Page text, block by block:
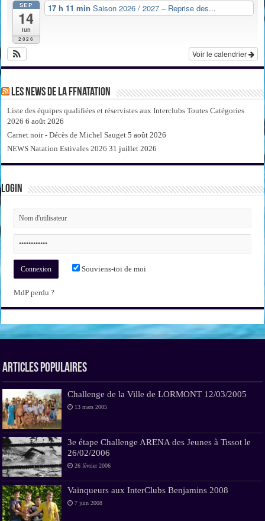
SEP
14
lun
2026
17 h 11 min Saison 2026 / 2027 – Reprise des...
Voir le calendrier
Les news de la FFNatation
Liste des équipes qualifiées et réservistes aux Interclubs Toutes Catégories
2026 6 août 2026
Carnet noir - Décès de Michel Sauget 5 août 2026
NEWS Natation Estivales 2026 31 juillet 2026
Login
Souviens-toi de moi
MdP perdu ?
Articles Populaires
Challenge de la Ville de LORMONT 12/03/2005
13 mars 2005
3e étape Challenge ARENA des Jeunes à Tissot le
26/02/2006
26 février 2006
Vainqueurs aux InterClubs Benjamins 2008
7 juin 2008